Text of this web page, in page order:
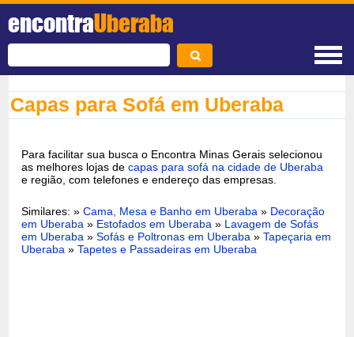
encontraUberaba
Capas para Sofá em Uberaba
Para facilitar sua busca o Encontra Minas Gerais selecionou
as melhores lojas decapas para sofá na cidade de Uberaba
e região, com telefones e endereço das empresas.
Similares: »Cama, Mesa e Banho em Uberaba » Decoração
em Uberaba » Estofados em Uberaba » Lavagem de Sofás
em Uberaba »Sofás e Poltronas em Uberaba »Tapeçaria em
Uberaba »Tapetes e Passadeiras em Uberaba